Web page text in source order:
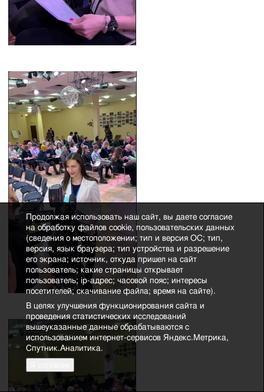
Продолжая использовать наш сайт, вы даете согласие
на обработку файлов cookie, пользовательских данных
(сведения о местоположении; тип и версия ОС; тип,
версия, язык браузера; тип устройства и разрешение
его экрана; источник, откуда пришел на сайт
пользователь; какие страницы открывает
пользователь; ip-адрес; часовой пояс; интересы
посетителей; скачивание файла; время на сайте).
В целях улучшения функционирования сайта и
проведения статистических исследований
вышеуказанные данные обрабатываются с
использованием интернет-сервисов Яндекс.Метрика,
Спутник.Аналитика.